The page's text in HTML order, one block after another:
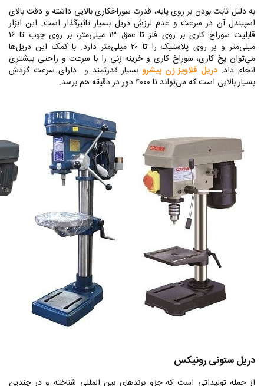
به دلیل ثابت بودن بر روی پایه، قدرت سوراخکاری بالایی داشته و دقت بالای
اسپیندل آن در سرعت و عدم لرزش دریل بسیار تاثیرگذار است. این ابزار
قابلیت سوراخ کاری بر روی فلز تا عمق ۱۳ میلی‌متر، بر روی چوب تا ۱۶
میلی‌متر و بر روی پلاستیک را تا ۲۰ میلی‌متر دارد. با کمک این دریل‌ها
می‌توان پخ کاری، سوراخ کاری و خزینه زنی را با سرعت و راحتی بیشتری
انجام داد.دریل قلاویز زن پیشرو بسیار قدرتمند و دارای سرعت گردش
بسیار بالایی است که می‌تواند تا ۴۰۰۰ دور در دقیقه هم برسد.
دریل ستونی رونیکس
از جمله تولیداتی است که جزو برندهای بین المللی شناخته و در چندین